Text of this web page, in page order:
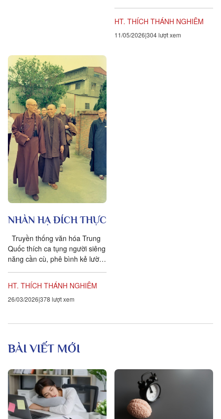
nghiệp không gặp phải những
khó khăn thì dường như thiếu...
HT. THÍCH THÁNH NGHIÊM
11/05/2026 304 lượt xem
NHÀN HẠ ĐÍCH THỰC
Truyền thống văn hóa Trung
Quốc thích ca tụng người siêng
năng cần cù, phê bình kẻ lười
Trung Quốc dường như chưa...
HT. THÍCH THÁNH NGHIÊM
26/03/2026 378 lượt xem
BÀI VIẾT MỚI